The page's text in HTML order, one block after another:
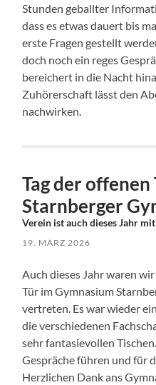
Stunden geballter
dass es etwas dauert bis
erste Fragen gestellt
doch noch ein reges
bereichert in die Nacht
Zuhörerschaft lässt den
nachwirken.
Tag der offenen
Starnberger
Verein ist auch dieses Jahr
19. MÄRZ 2026
Auch dieses Jahr waren
Tür im Gymnasium
vertreten. Es war wieder
die verschiedenen
sehr fantasievollen
Gespräche führen und für
Herzlichen Dank ans